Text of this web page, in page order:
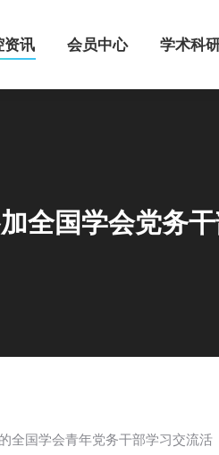
资讯 会员中心 学术科
全国学会党务
全国学会青年党务干部学习交流活